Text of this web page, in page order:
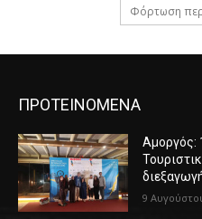
Φόρτωση
ΠΡΟΤΕΙΝΟΜΕΝΑ
Αμοργός:
9